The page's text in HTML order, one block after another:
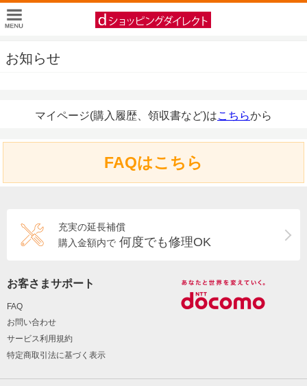
お知らせ
マイページ(購入履歴、領収書など)はこちらから
FAQはこちら
充実の延長補償
購入金額内で 何度でも修理OK
お客さまサポート
FAQ
お問い合わせ
サービス利用規約
特定商取引法に基づく表示